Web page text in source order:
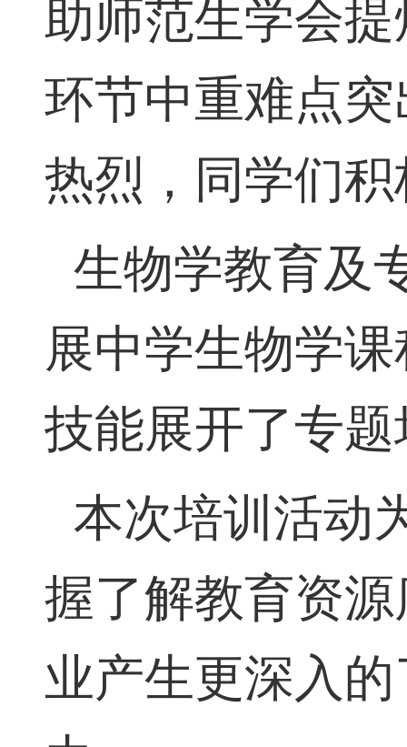
助师范生学会
环节中重难点
热烈，同学们
生物学教育及
展中学生物学
技能展开了专
本次培训活
握了解教育资
业产生更深入